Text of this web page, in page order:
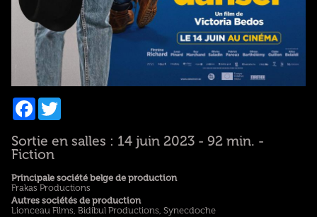
Facebook
Twitter
Sortie en salles : 14 juin 2023 - 92 min. -
Fiction
Principale société belge de production
Frakas Productions
Autres sociétés de production
Lionceau Films, Bidibul Productions, Synecdoche